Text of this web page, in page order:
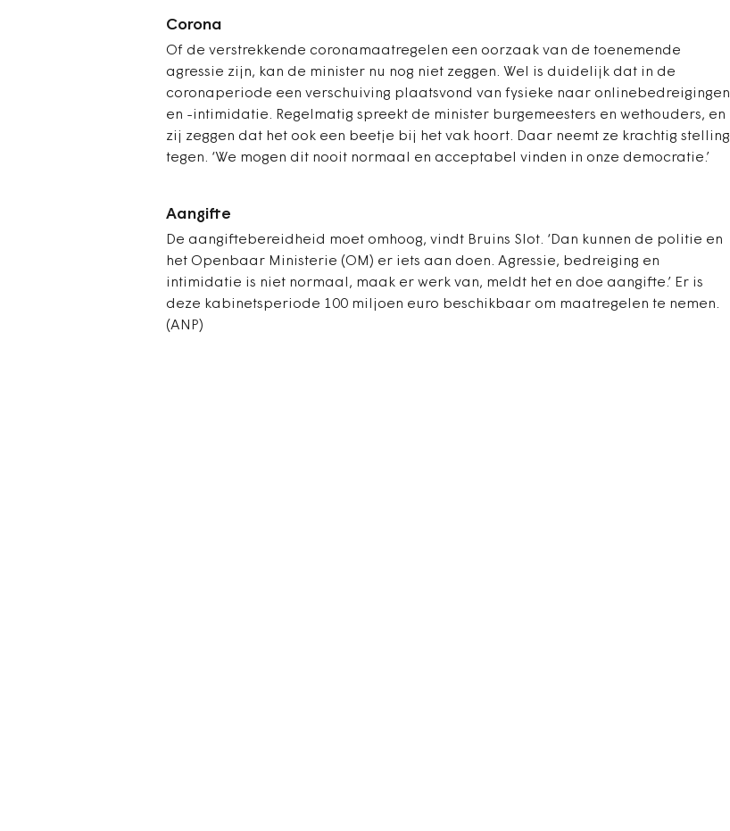
Corona
Of de verstrekkende coronamaatregelen een oorzaak van de toenemende
agressie zijn, kan de minister nu nog niet zeggen. Wel is duidelijk dat in de
coronaperiode een verschuiving plaatsvond van fysieke naar onlinebedreigingen
en -intimidatie. Regelmatig spreekt de minister burgemeesters en wethouders, en
zij zeggen dat het ook een beetje bij het vak hoort. Daar neemt ze krachtig stelling
tegen. ‘We mogen dit nooit normaal en acceptabel vinden in onze democratie.’
Aangifte
De aangiftebereidheid moet omhoog, vindt Bruins Slot. ‘Dan kunnen de politie en
het Openbaar Ministerie (OM) er iets aan doen. Agressie, bedreiging en
intimidatie is niet normaal, maak er werk van, meldt het en doe aangifte.’ Er is
deze kabinetsperiode 100 miljoen euro beschikbaar om maatregelen te nemen.
(ANP)